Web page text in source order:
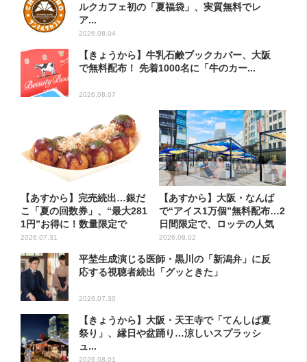
ルクカフェ初の「夏福袋」、実質無料でレ
ア...
2026.08.04
【きょうから】牛乳石鹸ブックカバー、大阪
で無料配布！ 先着1000名に「牛のカー...
2026.08.07
【あすから】完売続出…銀だ
こ「夏の回数券」、“最大281
1円”お得に！数量限定で
2026.07.31
【あすから】大阪・なんば
で“アイス1万個”無料配布…2
日間限定で、ロッテの人気
商...
2026.08.02
平埜生成演じる医師・黒川の「新潟弁」に反
応する視聴者続出「グッときた」
2026.07.30
【きょうから】大阪・天王寺で「てんしば夏
祭り」、縁日や盆踊り…涼しいスプラッシ
ュ...
2026.08.01